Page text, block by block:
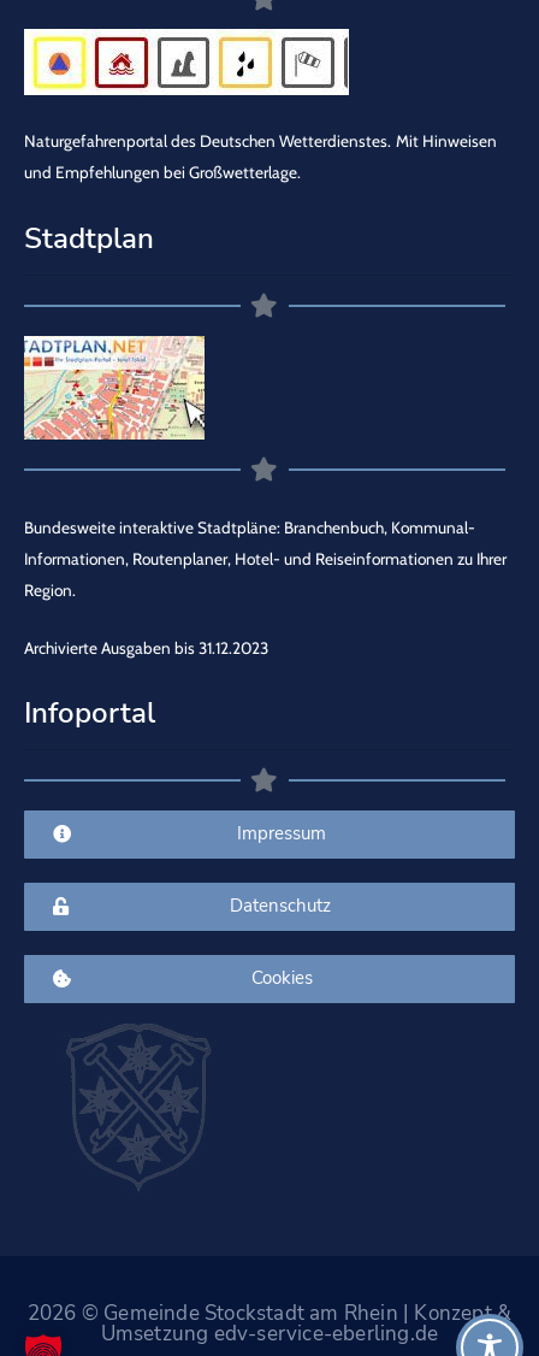
Naturgefahrenportal des Deutschen Wetterdienstes. Mit Hinweisen
und Empfehlungen bei Großwetterlage.
Stadtplan
Bundesweite interaktive Stadtpläne: Branchenbuch, Kommunal-
Informationen, Routenplaner, Hotel- und Reiseinformationen zu Ihrer
Region.
Archivierte Ausgaben bis 31.12.2023
Infoportal
Impressum
Datenschutz
Cookies
2026 © Gemeinde Stockstadt am Rhein | Konzept &
Umsetzung edv-service-eberling.de